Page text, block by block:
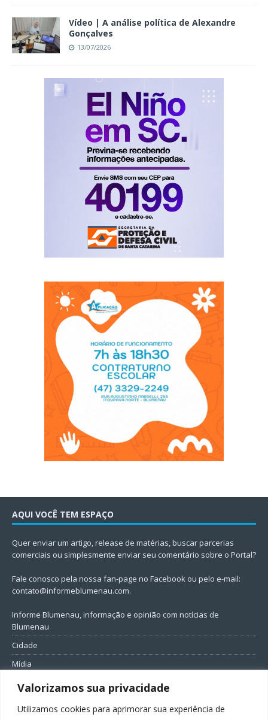
Valorizamos sua privacidade
Utilizamos cookies para aprimorar sua experiência de
Vídeo | A análise política de Alexandre
Gonçalves
13/07/2026
AQUI VOCÊ TEM ESPAÇO
Quer enviar um artigo, release de matérias, buscar parcerias
comerciais ou simplesmente enviar seu comentário sobre o Portal?
Fale conosco pela nossa fan-page no Facebook ou pelo e-mail:
contato@informeblumenau.com.
Informe Blumenau, informação e opinião com notícias de
Blumenau
Cidade
Mídia
Entretenimento